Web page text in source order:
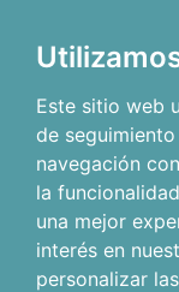
Este sitio web
de
navegación
la
una mejor
interés en
personalizar